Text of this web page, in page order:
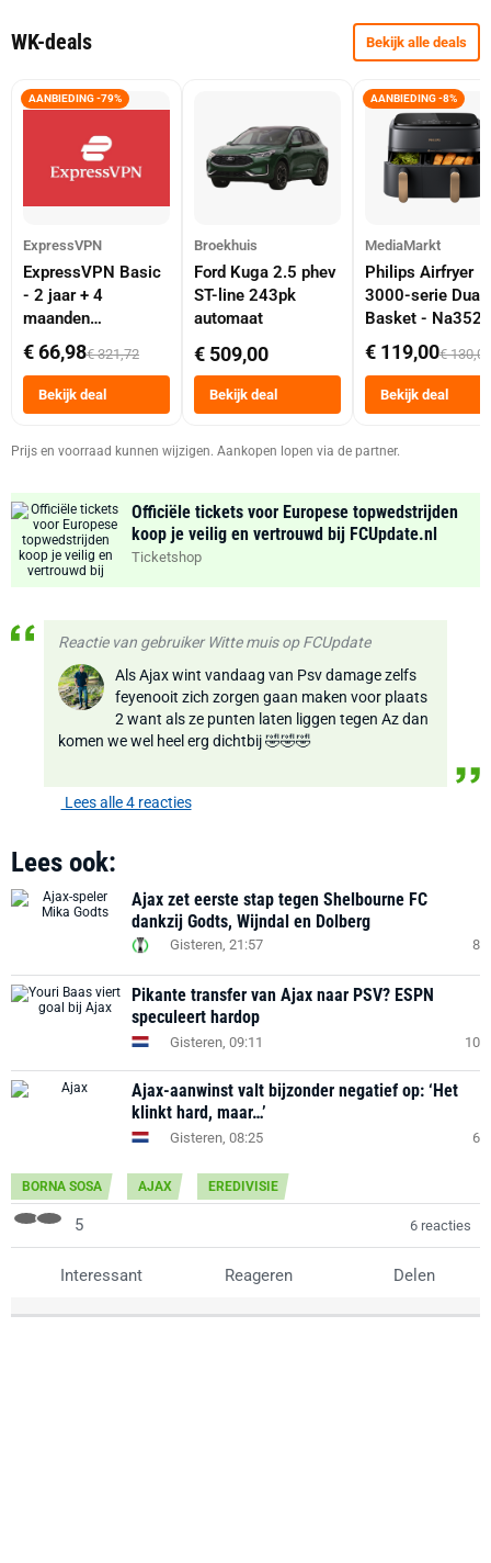
WK-deals Bekijk alle deals
AANBIEDING -79%
ExpressVPN
ExpressVPN Basic
- 2 jaar + 4
maanden
abonnement
€ 66,98€ 321,72
Bekijk deal
Broekhuis
Ford Kuga 2.5 phev
ST-line 243pk
automaat
€ 509,00
Bekijk deal
AANBIEDING -8%
MediaMarkt
Philips Airfryer
3000-serie Dual
Basket -
Dubbele Mand 9
Tot 6 Personen
Heteluchtfriteuse
Zwart
€ 119,00€ 130,00
Bekijk deal
Prijs en voorraad kunnen wijzigen. Aankopen lopen via de partner.
Officiële tickets voor Europese topwedstrijden
koop je veilig en vertrouwd bij FCUpdate.nl
Ticketshop
Reactie van gebruiker Witte muis op FCUpdate
Als Ajax wint vandaag van Psv damage zelfs
feyenooit zich zorgen gaan maken voor plaats
2 want als ze punten laten liggen tegen Az dan
komen we wel heel erg dichtbij 🤣🤣🤣
Lees alle 4 reacties
Lees ook:
Ajax zet eerste stap tegen Shelbourne FC
dankzij Godts, Wijndal en Dolberg
Gisteren, 21:57 8
Pikante transfer van Ajax naar PSV? ESPN
speculeert hardop
Gisteren, 09:11 10
Ajax-aanwinst valt bijzonder negatief op: ‘Het
klinkt hard, maar…’
Gisteren, 08:25 6
BORNA SOSA AJAX EREDIVISIE
5 6 reacties
Interessant Reageren Delen